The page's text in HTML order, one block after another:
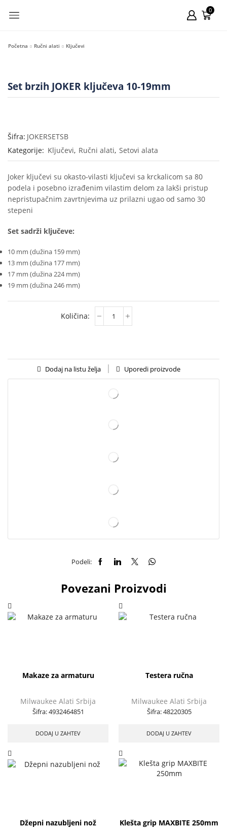
0
Početna Ručni alati Ključevi
Set brzih JOKER ključeva 10-19mm
Šifra: JOKERSETSB
Kategorije: Ključevi, Ručni alati, Setovi alata
Joker ključevi su okasto-vilasti ključevi sa krckalicom sa 80
podela i posebno izrađenim vilastim delom za lakši pristup
nepristupačnim zavrtnjevima uz prilazni ugao od samo 30
stepeni
Set sadrži ključeve:
10 mm (dužina 159 mm)
13 mm (dužina 177 mm)
17 mm (dužina 224 mm)
19 mm (dužina 246 mm)
Dodaj na listu želja Uporedi proizvode
Podeli:
Povezani Proizvodi
Makaze za armaturu
Milwaukee Alati Srbija
Šifra:4932464851
DODAJ U ZAHTEV
Testera ručna
Milwaukee Alati Srbija
Šifra:48220305
DODAJ U ZAHTEV
Džepni nazubljeni nož Klešta grip MAXBITE 250mm